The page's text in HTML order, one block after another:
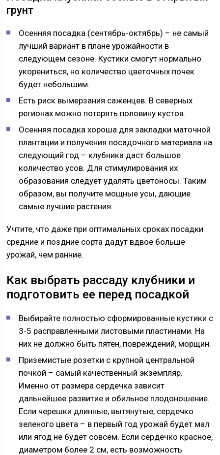
грунт
Осенняя посадка (сентябрь-октябрь) – не самый
лучший вариант в плане урожайности в
следующем сезоне. Кустики смогут нормально
укорениться, но количество цветочных почек
будет небольшим.
Есть риск вымерзания саженцев. В северных
регионах можно потерять половину кустов.
Осенняя посадка хороша для закладки маточной
плантации и получения посадочного материала на
следующий год – клубника даст большое
количество усов. Для стимулирования их
образования следует удалять цветоносы. Таким
образом, вы получите мощные усы, дающие
самые лучшие растения.
Учтите, что даже при оптимальных сроках посадки
средние и поздние сорта дадут вдвое больше
урожай, чем ранние.
Как выбрать рассаду клубники и
подготовить ее перед посадкой
Выбирайте полностью сформированные кустики с
3-5 расправленными листовыми пластинами. На
них не должно быть пятен, повреждений, морщин.
Приземистые розетки с крупной центральной
почкой – самый качественный экземпляр.
Именно от размера сердечка зависит
дальнейшее развитие и обильное плодоношение.
Если черешки длинные, вытянутые, сердечко
зеленого цвета – в первый год урожай будет мал
или ягод не будет совсем. Если сердечко красное,
диаметром более 2 см, есть возможность